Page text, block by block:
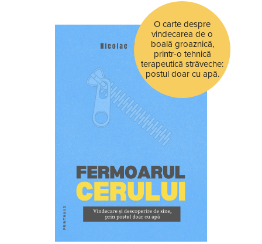
O carte despre
vindecarea de o
boală groaznică,
printr-o tehnică
terapeutică străveche:
postul doar cu apă.